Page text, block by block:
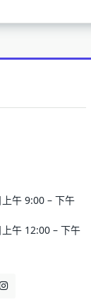
午 9:00 – 下午
午 12:00 – 下午